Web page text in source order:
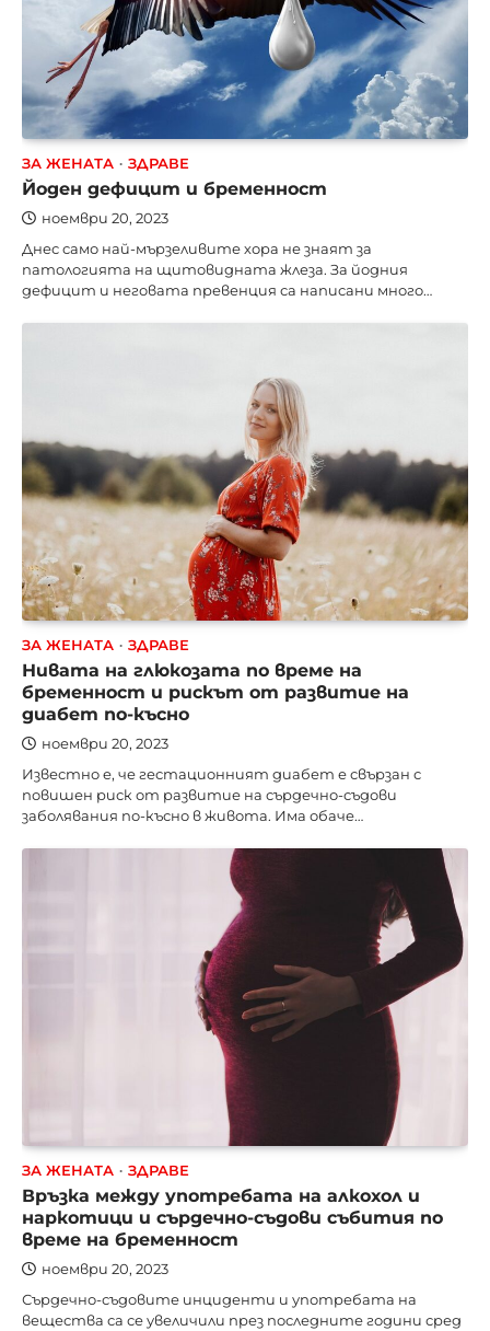
ЗА ЖЕНАТА ЗДРАВЕ
Йоден дефицит и бременност
ноември 20, 2023
Днес само най-мързеливите хора не знаят за
патологията на щитовидната жлеза. За йодния
дефицит и неговата превенция са написани много…
ЗА ЖЕНАТА ЗДРАВЕ
Нивата на глюкозата по време на
бременност и рискът от развитие на
диабет по-късно
ноември 20, 2023
Известно е, че гестационният диабет е свързан с
повишен риск от развитие на сърдечно-съдови
заболявания по-късно в живота. Има обаче…
ЗА ЖЕНАТА ЗДРАВЕ
Връзка между употребата на алкохол и
наркотици и сърдечно-съдови събития по
време на бременност
ноември 20, 2023
Сърдечно-съдовите инциденти и употребата на
вещества са се увеличили през последните години сред